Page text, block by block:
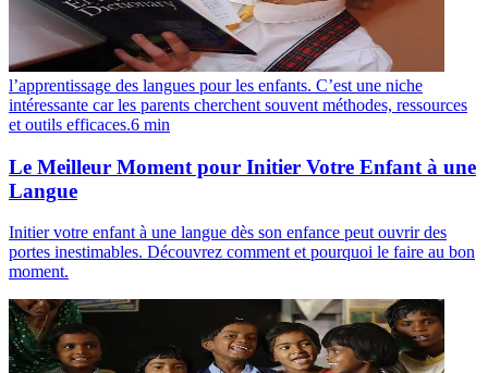
l’apprentissage des langues pour les enfants. C’est une niche
intéressante car les parents cherchent souvent méthodes, ressources
et outils efficaces.6 min
Le Meilleur Moment pour Initier Votre Enfant à une
Langue
Initier votre enfant à une langue dès son enfance peut ouvrir des
portes inestimables. Découvrez comment et pourquoi le faire au bon
moment.